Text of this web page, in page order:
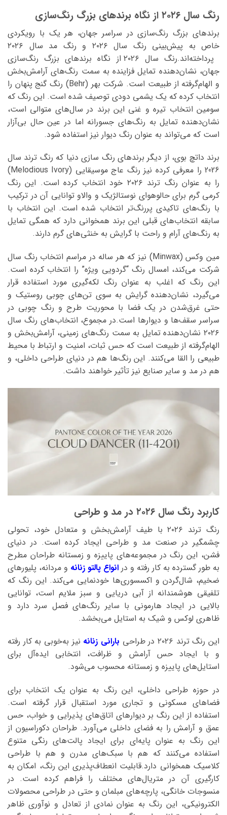
رنگ سال ۲۰۲۶ از نگاه برندهای بزرگ رنگ‌سازی
برندهای بزرگ رنگ‌سازی در سراسر جهان، هر یک با رویکردی
خاص به پیش‌بینی رنگ سال ۲۰۲۶ و رنگ مد سال ۲۰۲۶
پرداخته‌اند.رنگ سال ۲۰۲۶ از نگاه برندهای بزرگ رنگ‌سازی
جهان، نشان‌دهنده تمایل فزاینده به سمت رنگ‌های آرامش‌بخش
و الهام‌گرفته از طبیعت است. شرکت بهر (Behr) رنگ گنج پنهان را
انتخاب کرده که یک یشمی دودی توصیف شده است. این رنگ که
سومین انتخاب تیره و غنی این برند در سال‌های متوالی است،
نشان‌دهنده تمایل به رنگ‌های جسورانه اما در عین حال بی‌آزار
است که می‌تواند به عنوان رنگ دیوار نیز استفاده شود.
برند داتچ بوی، از دیگر برندهای رنگ سازی دنیا که رنگ ترند سال
2026 را معرفی کرده نیز رنگ عاج موسیقایی (Melodious Ivory)
را به عنوان رنگ ترند ۲۰۲۶ خود انتخاب کرده است. این رنگ
کرمی گرم برای حالوهوای نوستالژیک و والاو توانایی آن در ترکیب
با رنگ‌های تاکیدی پررنگ‌تر انتخاب شده است. این انتخاب با
سابقه انتخاب‌های قبلی این برند همخوانی دارد که همگی تمایل
به رنگ‌های آرام و راحت با گرایش به خنثی‌های گرم دارند.
مین وکس (Minwax) نیز که هر ساله در مراسم انتخاب رنگ سال
شرکت می‌کند، امسال رنگ “گردویی ویژه” را انتخاب کرده است.
این رنگ که اغلب به عنوان رنگ لکه‌گیری مورد استفاده قرار
می‌گیرد، نشان‌دهنده گرایش به سوی تن‌های چوبی روستیک و
حتی غرق‌شدن در یک فضا با محوریت طرح و رنگ چوبی در
سراسر سقف‌ها و دیوارها است.در مجموع، انتخاب‌های رنگ سال
۲۰۲۶ نشان‌دهنده تمایل به سمت رنگ‌های زمینی، آرامش‌بخش و
الهام‌گرفته از طبیعت است که حس ثبات، امنیت و ارتباط با محیط
طبیعی را القا می‌کنند. این رنگ‌ها هم در دنیای طراحی داخلی، و
هم در مد و سایر صنایع نیز تأثیر خواهند داشت.
کاربرد رنگ سال ۲۰۲۶ در مد و طراحی
رنگ ترند ۲۰۲۶ با طیف آرامش‌بخش و متعادل خود، تحولی
چشمگیر در صنعت مد و طراحی ایجاد کرده است. در دنیای
فشن، این رنگ در مجموعه‌های پاییزه و زمستانه طراحان مطرح
به طور گسترده به کار رفته و در انواع پالتو زنانه و مردانه، پلیورهای
ضخیم، شال‌گردن و اکسسوری‌ها خودنمایی می‌کند. این رنگ که
تلفیقی هوشمندانه از آبی دریایی و سبز ملایم است، توانایی
بالایی در ایجاد هارمونی با سایر رنگ‌های فصل سرد دارد و
ظاهری لوکس و شیک به استایل می‌بخشد.
این رنگ ترند ۲۰۲۶ در طراحی
بارانی زنانه نیز به‌خوبی به کار رفته
و با ایجاد حس آرامش و ظرافت، انتخابی ایده‌آل برای
استایل‌های پاییزه و زمستانه محسوب می‌شود.
در حوزه طراحی داخلی، این رنگ به عنوان یک انتخاب برای
فضاهای مسکونی و تجاری مورد استقبال قرار گرفته است.
استفاده از این رنگ بر دیوارهای اتاق‌های پذیرایی و خواب، حس
عمق و آرامش را به فضای داخلی می‌آورد. طراحان دکوراسیون از
این رنگ به عنوان پایه‌ای برای ایجاد پالت‌های رنگی متنوع
استفاده می‌کنند که هم با سبک‌های مدرن و هم با طراحی
کلاسیک همخوانی دارد.قابلیت انعطاف‌پذیری این رنگ، امکان به
کارگیری آن در متریال‌های مختلف را فراهم کرده است. در
منسوجات خانگی، پارچه‌های مبلمان و حتی در طراحی محصولات
الکترونیکی، این رنگ به عنوان نمادی از تعادل و نوآوری ظاهر